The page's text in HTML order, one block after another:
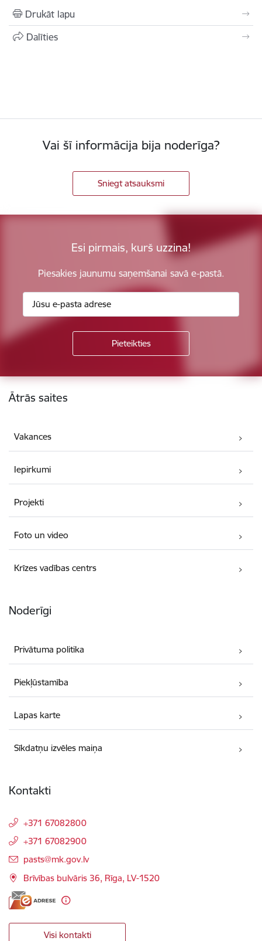
Drukāt lapu
Dalīties
Vai šī informācija bija noderīga?
Sniegt atsauksmi
Esi pirmais, kurš uzzina!
Piesakies jaunumu saņemšanai savā e-pastā.
Kājene
Ātrās saites
Vakances
Iepirkumi
Projekti
Foto un video
Krīzes vadības centrs
Noderīgi
Privātuma politika
Piekļūstamība
Lapas karte
Sīkdatņu izvēles maiņa
Kontakti
+371 67082800
+371 67082900
E-pasts:
pasts@mk.gov.lv
Brīvības bulvāris 36, Rīga, LV-1520
Visi kontakti